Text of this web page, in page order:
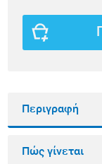
Περιγραφή
Πώς γίνεται